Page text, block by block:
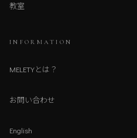
教室
INFORMATION
MELETYとは？
お問い合わせ
English